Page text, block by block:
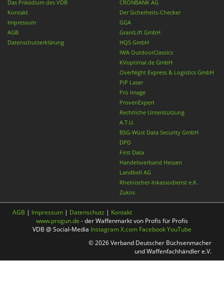
Das Präsidium des VDB
Kontakt
Impressum
AGB
Datenschutzerklärung
CRONBANK AG
Der Sicherheits-Checker
GGA
GrantLift GmbH
HQS GmbH
IWA OutdoorClassics
KVoptimal.de GmbH
OverNight Express & Logistics GmbH
PiP Laser
Pro Image
ProvenExpert
Rechtliche Unterstützung
A.T.U.
BSG-Wüst Data Security GmbH
DPD
First Data
Handelsverband Hessen
Landbell AG
Rheinischer-Inkassodienst e.K.
Zukos
AGB | Impressum | Datenschutz | Kontakt
www.progun.de - der Waffenmarkt von Profis für Profis
VDB @ Social-Media InstagramX.com FacebookYouTube
© 2026 Verband Deutscher Büchsenmacher
und Waffenfachhändler e.V.